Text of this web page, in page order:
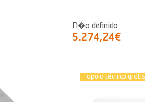
N�o definido
5.274,24€
apoio técnico grátis